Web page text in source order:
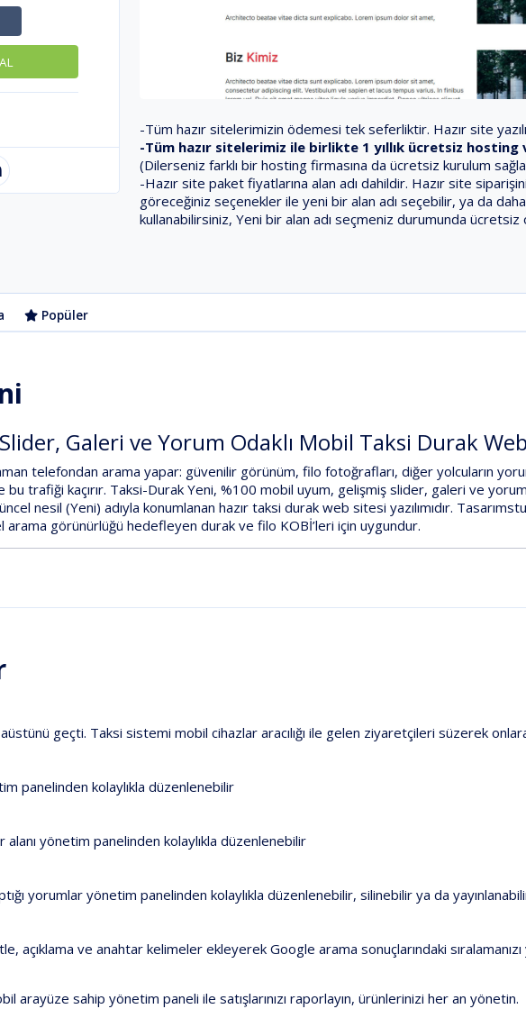
-Tüm hazır sitelerimizin ödemesi tek seferliktir. Hazır site
-Tüm hazır sitelerimiz ile birlikte 1 yıllık ücretsiz hosting
(Dilerseniz farklı bir hosting firmasına da ücretsiz kurulum
-Hazır site paket fiyatlarına alan adı dahildir. Hazır site
göreceğiniz seçenekler ile yeni bir alan adı seçebilir, ya da daha
kullanabilirsiniz, Yeni bir alan adı seçmeniz durumunda
Popüler
Galeri ve Yorum Odaklı Mobil Taksi Durak Web
telefondan arama yapar: güvenilir görünüm,filo fotoğrafları,diğer yolcuların
trafiği kaçırır. Taksi-Durak Yeni,%100 mobil uyum, gelişmiş slider, galeri ve
nesil (Yeni) adıyla konumlanan hazırtaksi durak web sitesi yazılımıdır.
görünürlüğü hedefleyen durak ve filo KOBİ’leri için uygundur.
geçti. Taksi sistemi mobil cihazlar aracılığı ile gelen ziyaretçileri süzerek
panelinden kolaylıkla düzenlenebilir
yönetim panelinden kolaylıkla düzenlenebilir
yorumlar yönetim panelinden kolaylıkla düzenlenebilir, silinebilir ya da
açıklama ve anahtar kelimeler ekleyerek Google arama sonuçlarındaki
arayüze sahip yönetim paneli ile satışlarınızı raporlayın, ürünlerinizi her an yönetin.